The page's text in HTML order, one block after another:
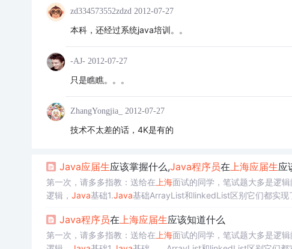
zd334573552zdzd 2012-07-27
本科，还经过系统java培训。。
-AJ- 2012-07-27
只是瞧瞧。。。
ZhangYongjia_ 2012-07-27
技术不太差的话，4K是有的
Java应届生应该掌握什么,Java程序员在上海应届生应
第一次，请多多指教：送给在 上海面试的同学，笔试题大多是逻
逻辑， Java基础1.Java基础ArrayList和linkedList区别它们都实
Java程序员在上海应届生应该知道什么
第一次，请多多指教：送给在 上海面试的同学，笔试题大多是逻